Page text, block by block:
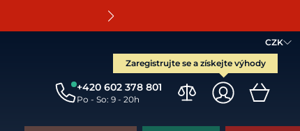
CZK
Zaregistrujte se a získejte výhody
+420 602 378 801
Po - So: 9 - 20h